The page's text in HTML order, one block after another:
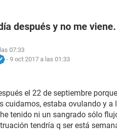
después y no me viene.
07:33
- 9 oct 2017 a las 01:33
el 22 de septiembre
cuidamos, estaba ovulando y
tenido ni un sangrado sólo
tendría q ser está